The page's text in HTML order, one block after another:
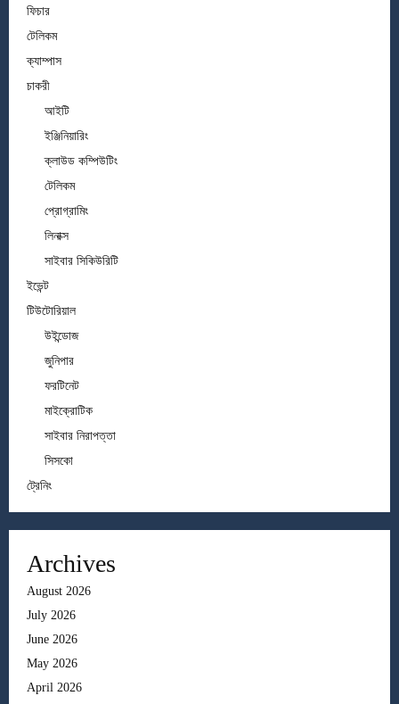
ফিচার
টেলিকম
ক্যাম্পাস
চাকরী
আইটি
ইঞ্জিনিয়ারিং
ক্লাউড কম্পিউটিং
টেলিকম
প্রোগ্রামিং
লিনাক্স
সাইবার সিকিউরিটি
ইভেন্ট
টিউটোরিয়াল
উইন্ডোজ
জুনিপার
ফরটিনেট
মাইক্রোটিক
সাইবার নিরাপত্তা
সিসকো
ট্রেনিং
Archives
August 2026
July 2026
June 2026
May 2026
April 2026